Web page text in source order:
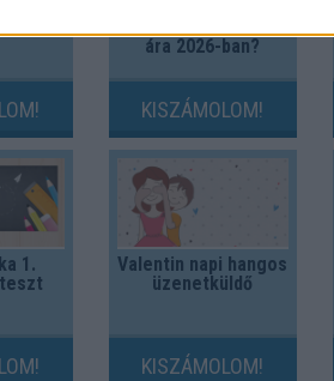
ára 2026-ban?
KISZÁMOLOM!
1.
Valentin napi hangos
üzenetküldő
KISZÁMOLOM!